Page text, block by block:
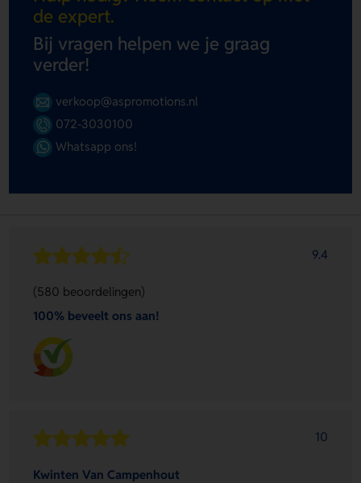
de expert.
Bij vragen helpen we je graag
verder!
verkoop@aspromotions.nl
072-3030100
Whatsapp ons!
9.4
(580 beoordelingen)
100% beveelt ons aan!
10
Kwinten Van Campenhout